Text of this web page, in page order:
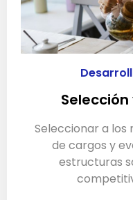
Seleccionar a los
de cargos y
estructuras